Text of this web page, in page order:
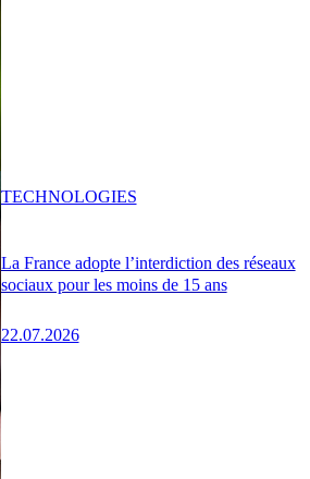
La France adopte l’interdiction des réseaux
sociaux pour les moins de 15 ans
22.07.2026
TECHNOLOGIES